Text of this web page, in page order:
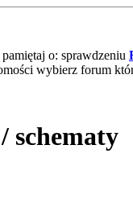
o: sprawdzeniu
wybierz forum
schematy